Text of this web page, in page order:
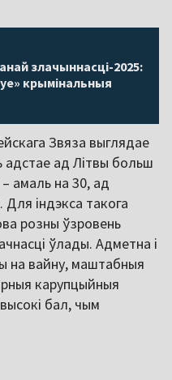
злачыннасці-2025:
крымінальныя
Звяза выглядае
адстае ад Літвы больш
амаль на 30, ад
індэкса такога
розны ўзровень
ўлады. Адметна і
на вайну, маштабныя
карупцыйныя
бал, чым